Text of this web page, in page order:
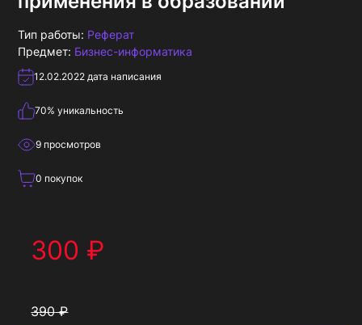
Тип работы: Реферат
Предмет: Бизнес-информатика
12.02.2022 дата написания
70% уникальность
9 просмотров
0 покупок
300 ₽
390₽